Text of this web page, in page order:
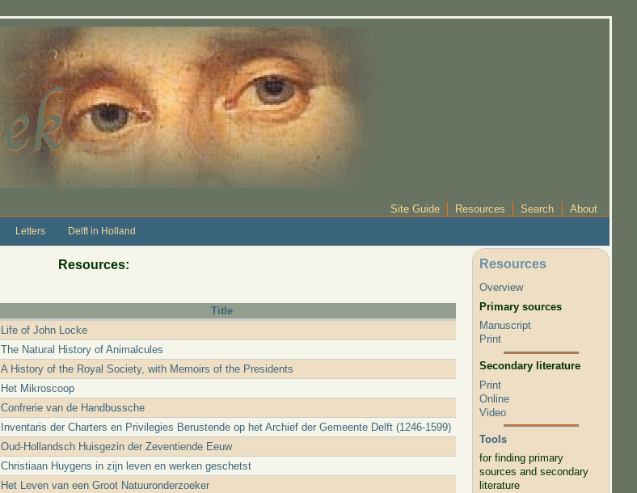
Site Guide Resources Search About
Letters Delft in Holland
Resources:
Title
Life of John Locke
The Natural History of Animalcules
A History of the Royal Society, with Memoirs of the Presidents
Het Mikroscoop
Confrerie van de Handbussche
Inventaris der Charters en Privilegies Berustende op het Archief der Gemeente Delft (1246-1599)
Oud-Hollandsch Huisgezin der Zeventiende Eeuw
Christiaan Huygens in zijn leven en werken geschetst
Het Leven van een Groot Natuuronderzoeker
Resources
Overview
Primary sources
Manuscript
Print
Secondary literature
Print
Online
Video
Tools
for finding primary
sources and secondary
literature